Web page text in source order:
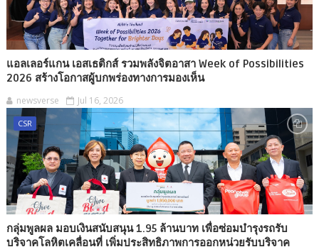
แอลเลอร์แกน เอสเธติกส์ รวมพลังจิตอาสา Week of Possibilities
2026 สร้างโอกาสผู้บกพร่องทางการมองเห็น
newsverse Jul 16, 2026
CSR
กลุ่มพูลผล มอบเงินสนับสนุน 1.95 ล้านบาท เพื่อซ่อมบำรุงรถรับ
บริจาคโลหิตเคลื่อนที่ เพิ่มประสิทธิภาพการออกหน่วยรับบริจาค